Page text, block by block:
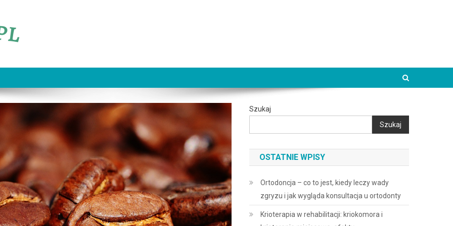
Szukaj
Szukaj
OSTATNIE WPISY
Ortodoncja – co to jest, kiedy leczy wady
zgryzu i jak wygląda konsultacja u ortodonty
Krioterapia w rehabilitacji: kriokomora i